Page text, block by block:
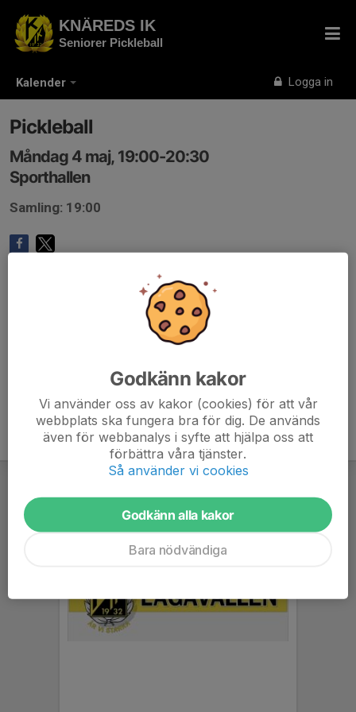
Kalender Logga in
KNÄREDS IK
Seniorer Pickleball
Pickleball
Måndag 4 maj, 19:00-20:30
Sporthallen
Samling: 19:00
Godkänn kakor
Vi använder oss av kakor (cookies) för att vår
webbplats ska fungera bra för dig. De används
även för webbanalys i syfte att hjälpa oss att
förbättra våra tjänster.
Så använder vi cookies
Godkänn alla kakor
Bara nödvändiga